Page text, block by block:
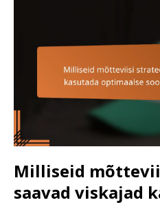
Milliseid
saavad viskajad